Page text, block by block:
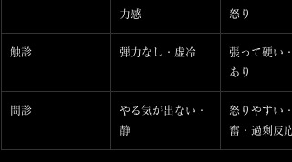
力感
怒り
触診 弾力なし・虚冷
張って硬い
あり
問診
やる気が出ない・
静
怒りやすい・
奮・過剰反応